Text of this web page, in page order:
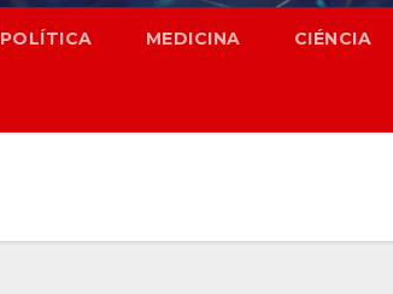
POLÍTICA MEDICINA CIÉNCIA